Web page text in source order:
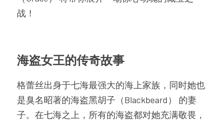
战！
海盗女王的传奇故事
格蕾丝出身于七海最强大的海上家族，同时她也
是臭名昭著的海盗黑胡子（Blackbeard） 的妻
子。在七海之上，所有的海盗都对她充满敬畏，